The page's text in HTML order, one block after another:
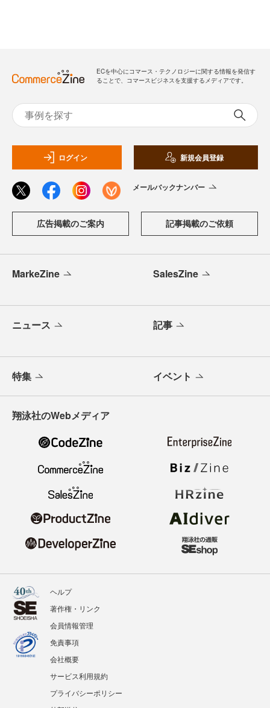
ECを中心にコマース・テクノロジーに関する情報を発信す
ることで、コマースビジネスを支援するメディアです。
ログイン 新規会員登録
メールバックナンバー
広告掲載のご案内 記事掲載のご依頼
MarkeZine SalesZine
ニュース 記事
特集 イベント
翔泳社のWebメディア
ヘルプ
著作権・リンク
会員情報管理
免責事項
会社概要
サービス利用規約
プライバシーポリシー